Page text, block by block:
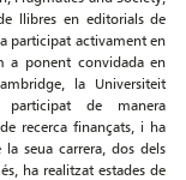
llibres en editorials de
participat activament en
a ponent convidada en
la Universiteit
de manera
recerca finançats, i ha
seua carrera, dos dels
ha realitzat estades de